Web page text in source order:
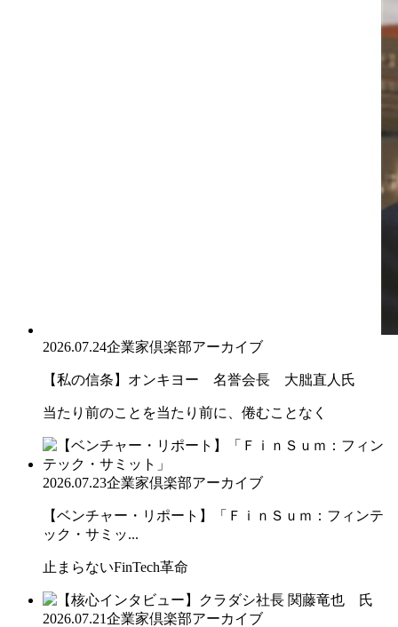
2026.07.24企業家倶楽部アーカイブ
【私の信条】オンキヨー 名誉会長 大朏直人氏
当たり前のことを当たり前に、倦むことなく
2026.07.23企業家倶楽部アーカイブ
【ベンチャー・リポート】「ＦｉｎＳｕｍ：フィンテ
ック・サミッ...
止まらないFinTech革命
2026.07.21企業家倶楽部アーカイブ